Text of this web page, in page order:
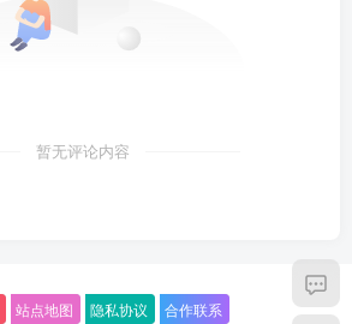
暂无评论内容
站点地图 隐私协议 合作联系